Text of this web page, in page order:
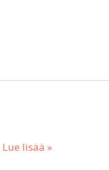
Lue lisää »